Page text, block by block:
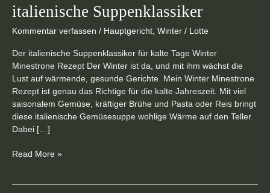
italienische Suppenklassiker
Kommentar verfassen / Hauptgericht, Winter / Lotte
Der italienische Suppenklassiker für kalte Tage Winter
Minestrone Rezept Der Winter ist da, und mit ihm wächst die
Lust auf wärmende, gesunde Gerichte. Mein Winter Minestrone
Rezept ist genau das Richtige für die kalte Jahreszeit. Mit viel
saisonalem Gemüse, kräftiger Brühe und Pasta oder Reis bringt
diese italienische Gemüsesuppe wohlige Wärme auf den Teller.
Dabei […]
Read More »